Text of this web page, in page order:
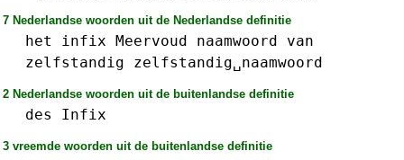
7 Nederlandse woorden uit de Nederlandse definitie
het infix Meervoud naamwoord
van
zelfstandig
zelfstandig␣naamwoord
2 Nederlandse woorden uit de buitenlandse definitie
des Infix
3 vreemde woorden uit de buitenlandse definitie